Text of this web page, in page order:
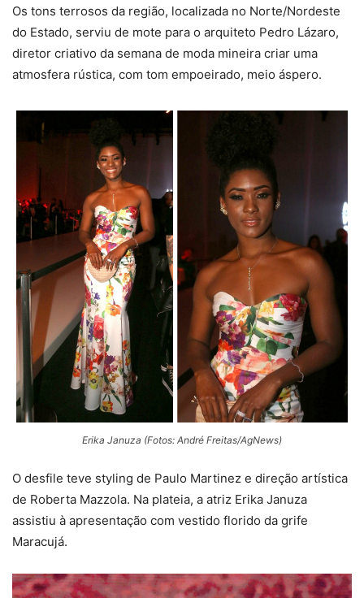
Os tons terrosos da região, localizada no Norte/Nordeste
do Estado, serviu de mote para o arquiteto Pedro Lázaro,
diretor criativo da semana de moda mineira criar uma
atmosfera rústica, com tom empoeirado, meio áspero.
Erika Januza (Fotos: André Freitas/AgNews)
O desfile teve styling de Paulo Martinez e direção artística
de Roberta Mazzola. Na plateia, a atriz Erika Januza
assistiu à apresentação com vestido florido da grife
Maracujá.